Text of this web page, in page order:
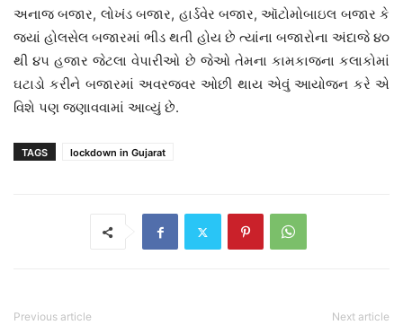
અનાજ બજાર, લોખંડ બજાર, હાર્ડવેર બજાર, ઑટોમોબાઇલ બજાર કે
જ્યાં હોલસેલ બજારમાં ભીડ થતી હોય છે ત્યાંના બજારોના અંદાજે ૪૦
થી ૪૫ હજાર જેટલા વેપારીઓ છે જેઓ તેમના કામકાજના કલાકોમાં
ઘટાડો કરીને બજારમાં અવરજવર ઓછી થાય એવું આયોજન કરે એ
વિશે પણ જણાવવામાં આવ્યું છે.
TAGS lockdown in Gujarat
Previous article Next article